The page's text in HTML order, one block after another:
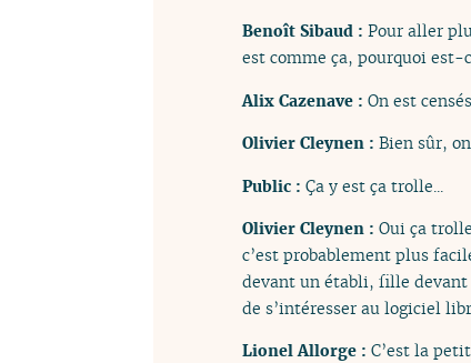
Benoît Sibaud : Pour aller
est comme ça, pourquoi est-
Alix Cazenave : On est
Olivier Cleynen : Bien sûr,
Public : Ça y est ça trolle...
Olivier Cleynen : Oui ça
c’est probablement plus
devant un établi, fille devant
de s’intéresser au logiciel
Lionel Allorge : C’est la